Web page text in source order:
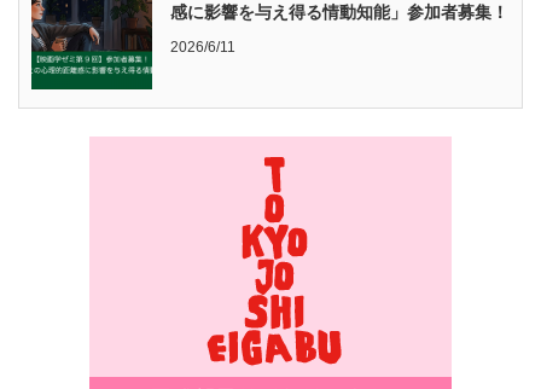
感に影響を与え得る情動知能」参加者募集！
2026/6/11